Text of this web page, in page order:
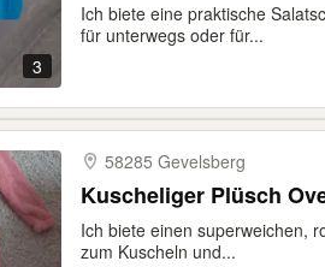
3
Ich biete eine praktische
für unterwegs oder für...
58285 Gevelsberg
Kuscheliger Plüsch
Ich biete einen superweichen,
zum Kuscheln und...